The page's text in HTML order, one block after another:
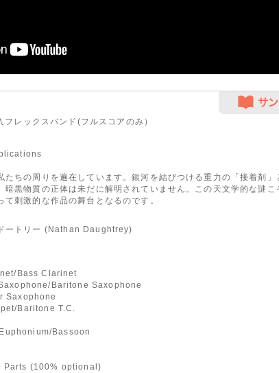
フレックスバンド(フルスコアのみ）
たちの周りを遍在しています。銀河を結びつける重力の「接着剤」
暗黒物質の正体は未だに解明されていません。この天文学的な謎こ
て刺激的な作品の舞台となるのです。
ートリー (Nathan Daughtrey)
Bass Clarinet
Baritone Saxophone
Saxophone
Baritone T.C.
Bassoon
Parts (100% optional)